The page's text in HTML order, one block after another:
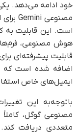
خود ادامه می‌دهد.
است. این قابلیت به
هوش مصنوعی،
قابلیت پیشرفته‌ای
ایمیل‌های خاص
با‌توجه‌به این
مصنوعی گوگل،
متعددی دریافت